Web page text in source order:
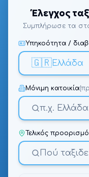
Έλεγχος
Συμπλήρωσε τα
Υπηκοότητα /
🇬🇷Ελλάδα
Μόνιμη κατοικία
π.χ. Ελλάδα
Τελικός
Πού